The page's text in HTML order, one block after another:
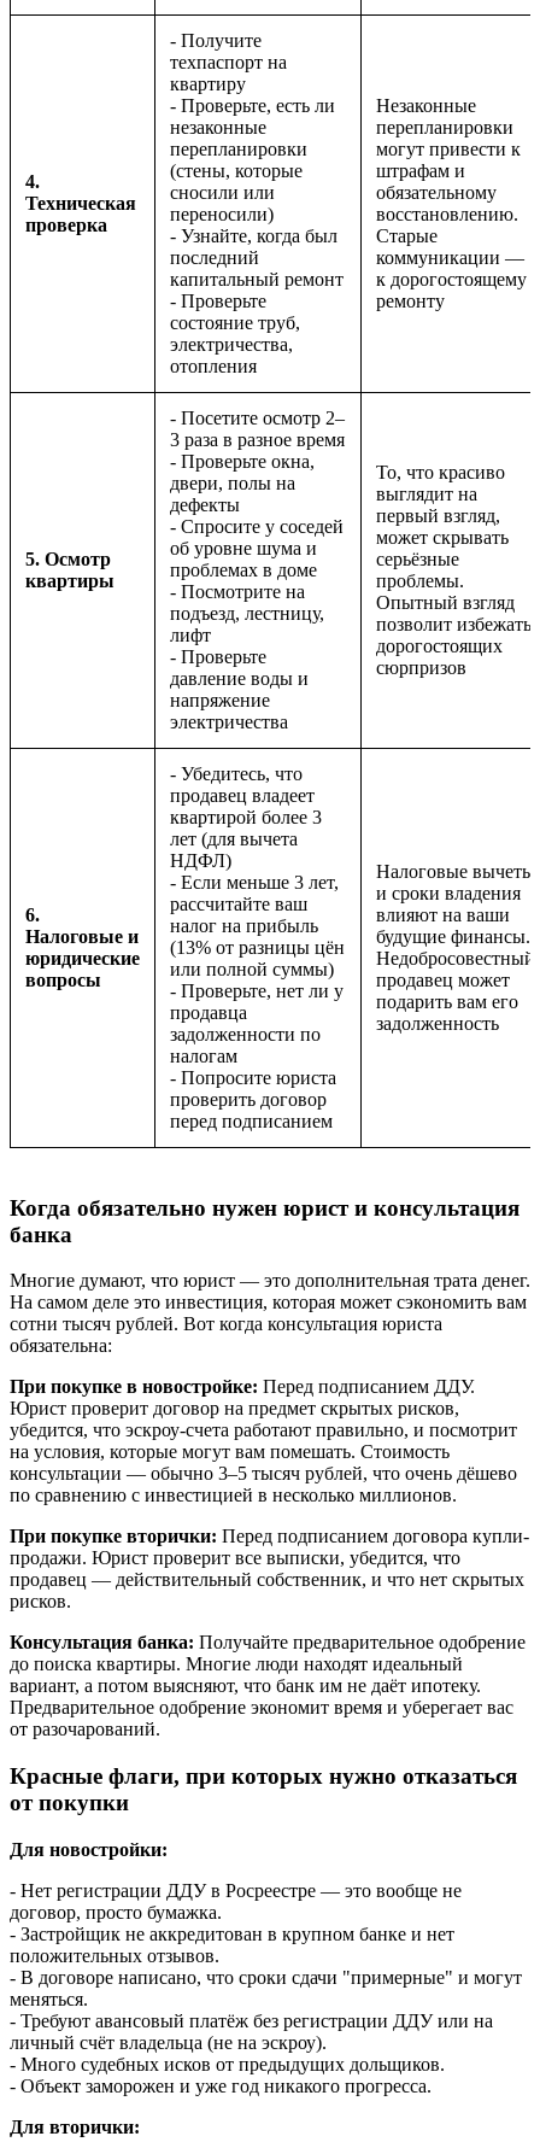
4.
Техническая
проверка
- Получите
техпаспорт на
квартиру
- Проверьте, есть ли
незаконные
перепланировки
(стены, которые
сносили или
переносили)
- Узнайте, когда был
последний
капитальный ремонт
- Проверьте
состояние труб,
электричества,
отопления
Незаконные
перепланировки
могут привести к
штрафам и
обязательному
восстановлению.
Старые
коммуникации —
к дорогостоящему
ремонту
5. Осмотр
квартиры
- Посетите осмотр 2–
3 раза в разное время
- Проверьте окна,
двери, полы на
дефекты
- Спросите у соседей
об уровне шума и
проблемах в доме
- Посмотрите на
подъезд, лестницу,
лифт
- Проверьте
давление воды и
напряжение
электричества
То, что красиво
выглядит на
первый взгляд,
может скрывать
серьёзные
проблемы.
Опытный взгляд
позволит избежать
дорогостоящих
сюрпризов
6.
Налоговые и
юридические
вопросы
- Убедитесь, что
продавец владеет
квартирой более 3
лет (для вычета
НДФЛ)
- Если меньше 3 лет,
рассчитайте ваш
налог на прибыль
(13% от разницы цён
или полной суммы)
- Проверьте, нет ли у
продавца
задолженности по
налогам
- Попросите юриста
проверить договор
перед подписанием
Налоговые вычеты
и сроки владения
влияют на ваши
будущие финансы.
Недобросовестный
продавец может
подарить вам его
задолженность
Когда обязательно нужен юрист и консультация
банка
Многие думают, что юрист — это дополнительная трата денег.
На самом деле это инвестиция, которая может сэкономить вам
сотни тысяч рублей. Вот когда консультация юриста
обязательна:
При покупке в новостройке: Перед подписанием ДДУ.
Юрист проверит договор на предмет скрытых рисков,
убедится, что эскроу-счета работают правильно, и посмотрит
на условия, которые могут вам помешать. Стоимость
консультации — обычно 3–5 тысяч рублей, что очень дёшево
по сравнению с инвестицией в несколько миллионов.
При покупке вторички: Перед подписанием договора купли-
продажи. Юрист проверит все выписки, убедится, что
продавец — действительный собственник, и что нет скрытых
рисков.
Консультация банка: Получайте предварительное одобрение
до поиска квартиры. Многие люди находят идеальный
вариант, а потом выясняют, что банк им не даёт ипотеку.
Предварительное одобрение экономит время и уберегает вас
от разочарований.
Красные флаги, при которых нужно отказаться
от покупки
Для новостройки:
- Нет регистрации ДДУ в Росреестре — это вообще не
договор, просто бумажка.
- Застройщик не аккредитован в крупном банке и нет
положительных отзывов.
- В договоре написано, что сроки сдачи "примерные" и могут
меняться.
- Требуют авансовый платёж без регистрации ДДУ или на
личный счёт владельца (не на эскроу).
- Много судебных исков от предыдущих дольщиков.
- Объект заморожен и уже год никакого прогресса.
Для вторички: